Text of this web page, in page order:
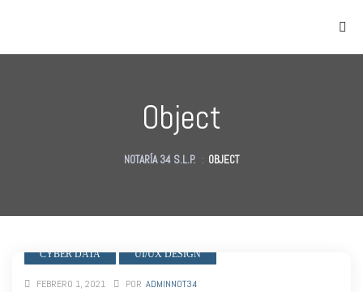
Object
NOTARÍA 34 S.L.P. : OBJECT
CYBER DATA UI/UX DESIGN
FEBRERO 1, 2021 POR ADMINNOT34